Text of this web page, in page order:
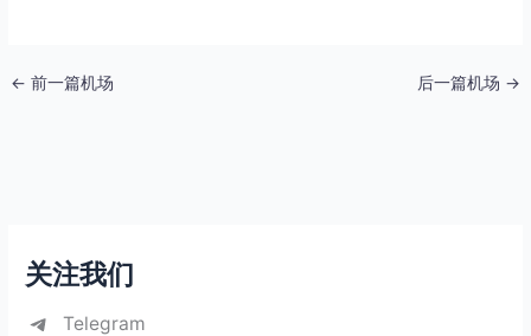
关注我们
Telegram
← 前一篇机场 后一篇机场 →